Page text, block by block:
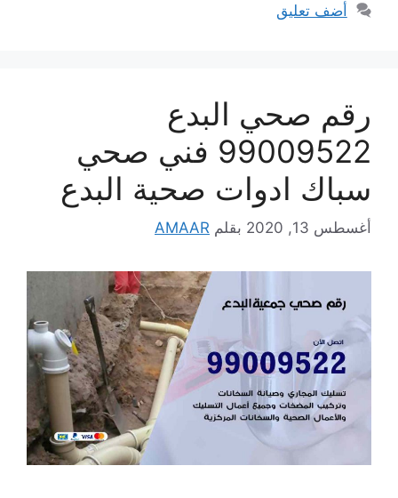
أضف تعليق
رقم صحي البدع
99009522 فني صحي
سباك ادوات صحية البدع
أغسطس 13, 2020 بقلم AMAAR